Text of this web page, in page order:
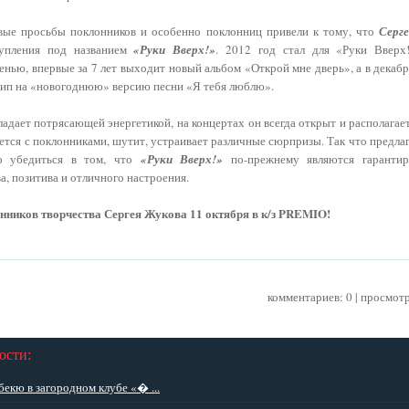
просьбы поклонников и особенно поклонниц привели к тому, что
под названием«Руки Вверх!». 2012 год стал для «Руки
впервые за 7 лет выходит новый альбом «Открой мне дверь», а в
на «новогоднюю» версию песни «Я тебя люблю».
потрясающей энергетикой, на концертах он всегда открыт и
с поклонниками, шутит, устраивает различные сюрпризы. Так что
убедиться в том, что «Руки Вверх!» по-прежнему являются
позитива и отличного настроения.
творчества Сергея Жукова 11 октября в к/з PREMIO!
комментариев: 0 |
в загородном клубе «� ...